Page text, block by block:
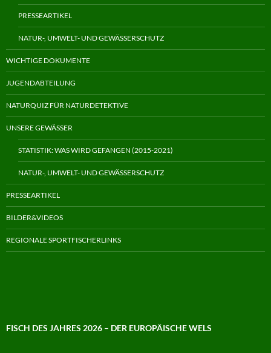
PRESSEARTIKEL
NATUR-, UMWELT- UND GEWÄSSERSCHUTZ
WICHTIGE DOKUMENTE
JUGENDABTEILUNG
NATURQUIZ FÜR NATURDETEKTIVE
UNSERE GEWÄSSER
STATISTIK: WAS WIRD GEFANGEN (2015-2021)
NATUR-, UMWELT- UND GEWÄSSERSCHUTZ
PRESSEARTIKEL
BILDER&VIDEOS
REGIONALE SPORTFISCHERLINKS
FISCH DES JAHRES 2026 – DER EUROPÄISCHE WELS